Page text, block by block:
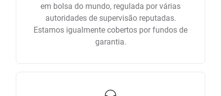
em bolsa do mundo, regulada por várias
autoridades de supervisão reputadas.
Estamos igualmente cobertos por fundos de
garantia.